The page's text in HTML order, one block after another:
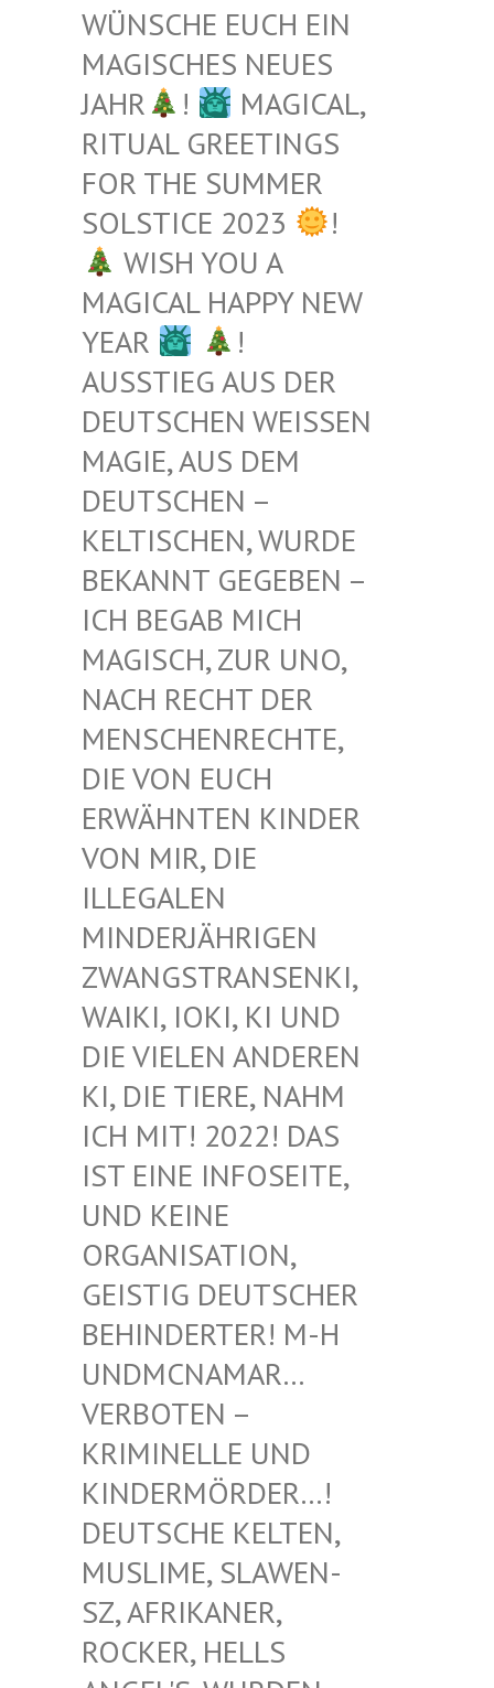
WÜNSCHE EUCH EIN
MAGISCHES NEUES
JAHR
!
MAGICAL,
RITUAL GREETINGS
FOR THE SUMMER
SOLSTICE 2023
!
WISH YOU A
MAGICAL HAPPY NEW
YEAR
!
AUSSTIEG AUS DER
DEUTSCHEN WEISSEN M
AGIE, AUS DEM D
EUTSCHEN – K
ELTISCHEN, WURDE B
EKANNT GEGEBEN – I
CH BEGAB MICH M
AGISCH, ZUR UNO, N
ACH RECHT DER M
ENSCHENRECHTE, D
IE VON EUCH E
RWÄHNTEN KINDER V
ON MIR, DIE I
LLEGALEN M
INDERJÄHRIGEN Z
WANGSTRANSENKI, W
AIKI, IOKI, KI UND D
IE VIELEN ANDEREN K
I, DIE TIERE, NAHM I
CH MIT! 2022! DAS I
ST EINE INFOSEITE, U
ND KEINE O
RGANISATION, G
EISTIG DEUTSCHER B
EHINDERTER! M-H U
NDMCNAMAR… V
ERBOTEN – K
RIMINELLE UND K
INDERMÖRDER…! D
EUTSCHE KELTEN, M
USLIME, SLAWEN-S
Z, AFRIKANER, R
OCKER, HELLS A